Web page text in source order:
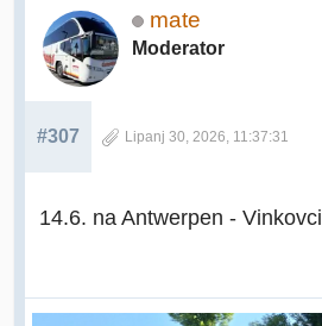
mate
Moderator
#307 Lipanj 30, 2026, 11:37:31
14.6. na Antwerpen - Vinkovci